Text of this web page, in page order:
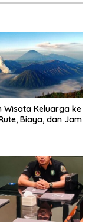
Wisata Keluarga ke
Biaya, dan Jam